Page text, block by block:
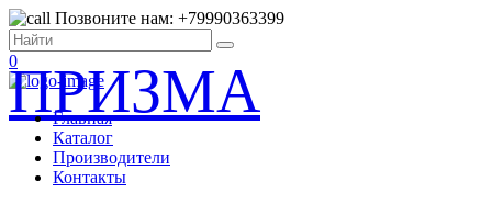
Позвоните нам: +79990363399
0
ПРИЗМА
Главная
Каталог
Производители
Контакты